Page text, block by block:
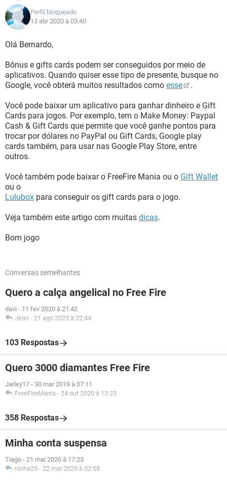
Perfil bloqueado
13 abr 2020 à 03:40
Olá Bernardo,
Bônus e gifts cards podem ser conseguidos por meio de
aplicativos. Quando quiser esse tipo de presente, busque no
Google, você obterá muitos resultados como esse .
Você pode baixar um aplicativo para ganhar dinheiro e Gift
Cards para jogos. Por exemplo, tem o Make Money: Paypal
Cash & Gift Cards que permite que você ganhe pontos para
trocar por dólares no PayPal ou Gift Cards, Google play
cards também, para usar nas Google Play Store, entre
outros.
Você também pode baixar o FreeFire Mania ou o Gift Wallet
ou o
Lulubox para conseguir os gift cards para o jogo.
Veja também este artigo com muitas dicas.
Bom jogo
Conversas semelhantes
Quero a calça angelical no Free Fire
davi - 11 fev 2020 à 21:42
Jean - 21 ago 2023 à 22:44
103 Respostas
Quero 3000 diamantes Free Fire
Jarley17 - 30 mar 2019 à 07:11
FreeFireMania - 24 out 2020 à 13:23
358 Respostas
Minha conta suspensa
Tiago - 21 mai 2020 à 17:23
ninha25 - 22 mai 2020 à 02:58